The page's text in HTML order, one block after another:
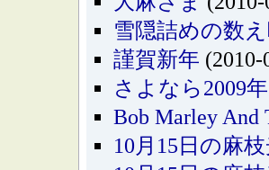
雪隠詰めの数
謹賀新年 (2010-
さよなら2009
Bob Marley And
10月15日の麻